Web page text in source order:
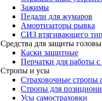
Зажимы
Педали для жумаров
Амортизаторы рывка
СИЗ втягивающего
Средства для защиты головы
Каски защитные
Перчатки для работы с
Стропы и усы
Страховочные стропы
Стропы для
Усы самостраховки